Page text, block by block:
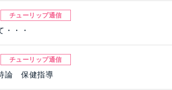
チューリップ通信
・・・
チューリップ通信
論 保健指導